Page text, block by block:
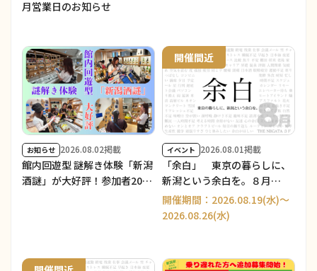
月営業日のお知らせ
お知らせ 2026.08.02掲載
館内回遊型 謎解き体験「新潟
酒謎」が大好評！参加者200
開催間近
イベント 2026.08.01掲載
「余白」 東京の暮らしに、
新潟という余白を。８月
Part2
開催期間：2026.08.19(水)～
2026.08.26(水)